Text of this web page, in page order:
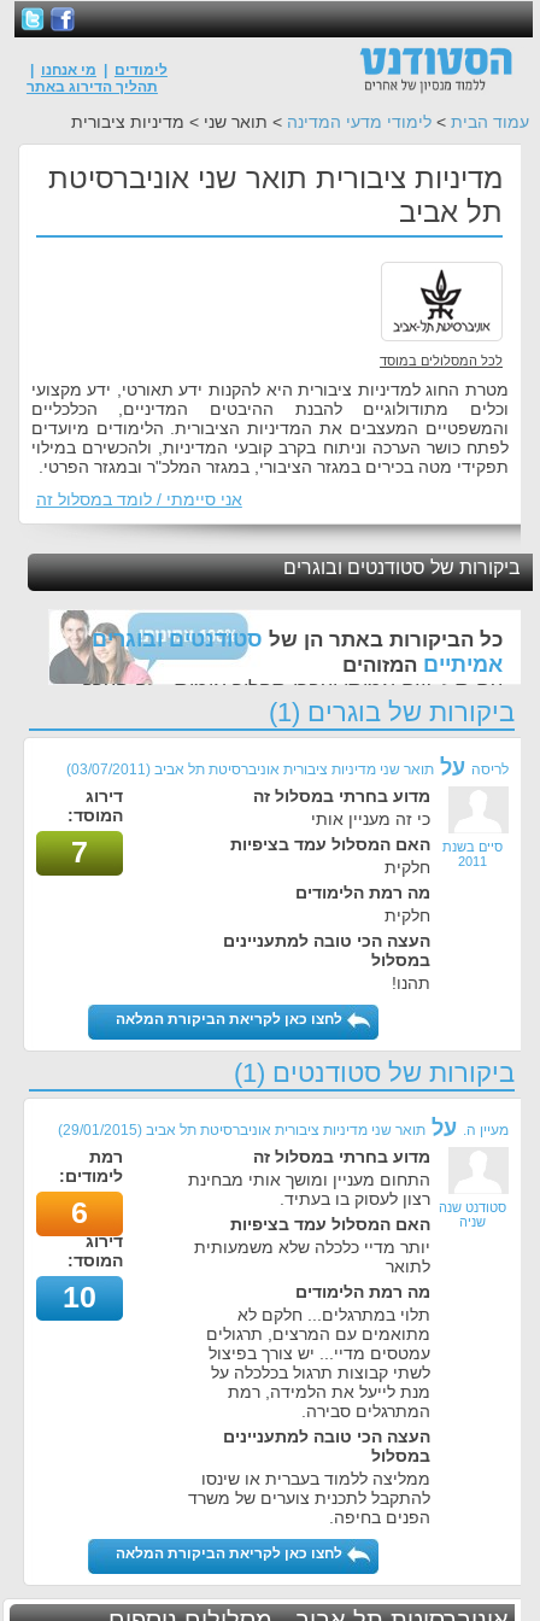
לימודים מי אנחנו
תהליך הדירוג באתר
עמוד הבית > לימודי מדעי המדינה > תואר שני > מדיניות ציבורית
מדיניות ציבורית תואר שני אוניברסיטת
תל אביב
לכל המסלולים במוסד
מטרת החוג למדיניות ציבורית היא להקנות ידע תאורטי, ידע מקצועי
וכלים מתודולוגיים להבנת ההיבטים המדיניים, הכלכליים
והמשפטיים המעצבים את המדיניות הציבורית. הלימודים מיועדים
לפתח כושר הערכה וניתוח בקרב קובעי המדיניות, ולהכשירם במילוי
תפקידי מטה בכירים במגזר הציבורי, במגזר המלכ"ר ובמגזר הפרטי.
אני סיימתי / לומד במסלול זה
ביקורות של סטודנטים ובוגרים
כל הביקורות באתר הן של סטודנטים ובוגרים
אמיתיים המזוהים
עם ת.ז, שם אמיתי ועברו תהליך אימות - זה הערך
החשוב לנו ביותר באתר
ביקורות של בוגרים (1)
לריסה על תואר שני מדיניות ציבורית אוניברסיטת תל אביב (03/07/2011)
סיים בשנת
2011
מדוע בחרתי במסלול זה
כי זה מעניין אותי
האם המסלול עמד בציפיות
חלקית
מה רמת הלימודים
חלקית
העצה הכי טובה למתעניינים
במסלול
תהנו!
דירוג
המוסד:
7
לחצו כאן לקריאת הביקורת המלאה
ביקורות של סטודנטים (1)
מעיין ה. על תואר שני מדיניות ציבורית אוניברסיטת תל אביב (
29/01/2015
)
סטודנט שנה
שניה
מדוע בחרתי במסלול זה
התחום מעניין ומושך אותי מבחינת
רצון לעסוק בו בעתיד.
האם המסלול עמד בציפיות
יותר מדיי כלכלה שלא משמעותית
לתואר
מה רמת הלימודים
תלוי במתרגלים... חלקם לא
מתואמים עם המרצים, תרגולים
עמטסים מדיי... יש צורך בפיצול
לשתי קבוצות תרגול בכלכלה על
מנת לייעל את הלמידה, רמת
המתרגלים סבירה.
העצה הכי טובה למתעניינים
במסלול
ממליצה ללמוד בעברית או שינסו
להתקבל לתכנית צוערים של משרד
הפנים בחיפה.
רמת
לימודים:
6
דירוג
המוסד:
10
לחצו כאן לקריאת הביקורת המלאה